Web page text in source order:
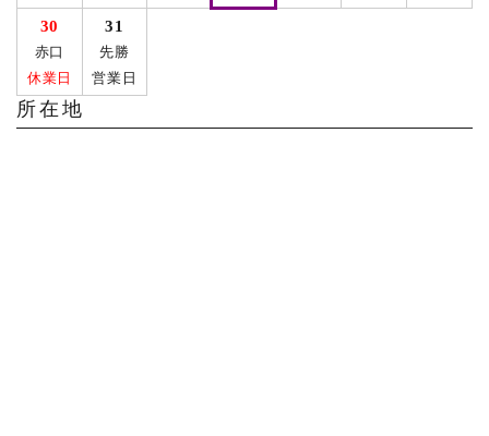
30
赤口
休業日
31
先勝
営業日
所在地